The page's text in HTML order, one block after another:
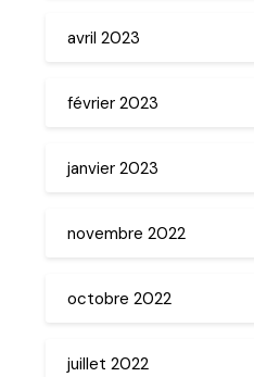
avril 2023
février 2023
janvier 2023
novembre 2022
octobre 2022
juillet 2022